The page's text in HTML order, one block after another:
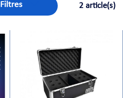
Filtres 2 article(s)